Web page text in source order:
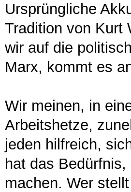
Ursprüngliche
Tradition von Kurt
wir auf die
Marx, kommt es
Wir meinen, in
Arbeitshetze,
jeden hilfreich,
hat das
machen. Wer